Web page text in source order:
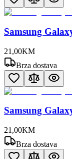
Samsung
21 ,00KM
Brza dostava
Samsung
21 ,00KM
Brza dostava